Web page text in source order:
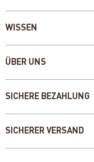
WISSEN
ÜBER UNS
SICHERE BEZAHLUNG
SICHERER VERSAND